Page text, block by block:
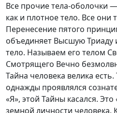
Все прочиетела-оболочки —
как и плотное тело. Все они
Перенесение пятого
объединяет Высшую Триаду
тело. Называем его телом
Смотрящего Вечно
Тайна человека велика есть.
однажды проявлялся
«Я», этой Тайны касался.
земной личности человека.